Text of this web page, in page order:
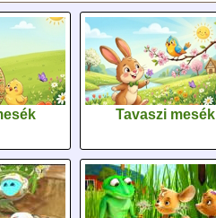
Tavaszi mesék